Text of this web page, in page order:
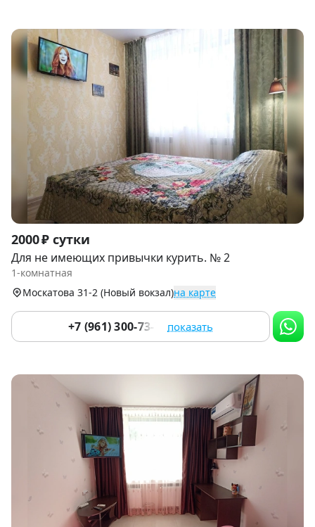
Item
1
of
2000 ₽ сутки
Для не имеющих привычки курить. № 2
1-комнатная
Москатова 31-2 (Новый вокзал)на карте
+7 (961) 300-73-73 показать